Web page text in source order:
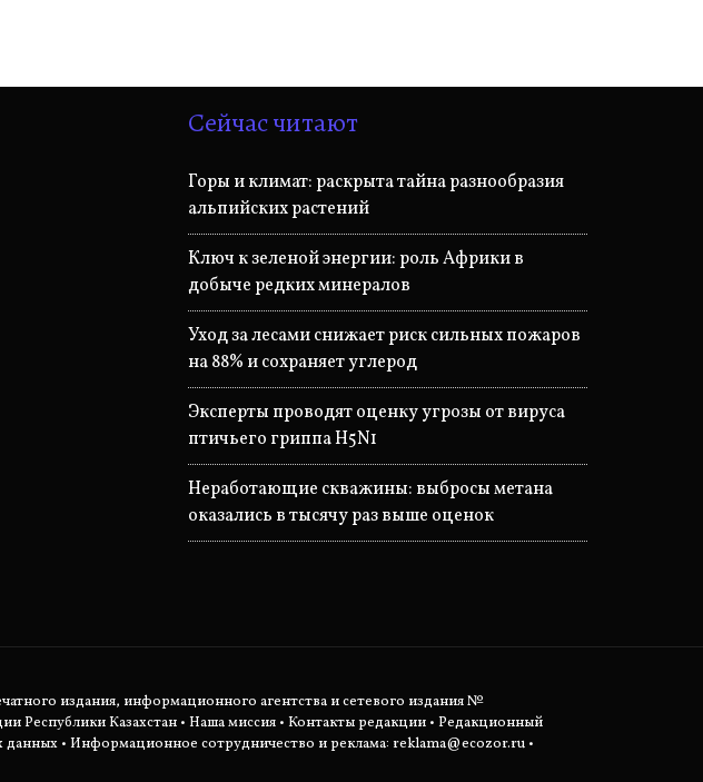
Сейчас читают
Горы и климат: раскрыта тайна разнообразия
альпийских растений
Ключ к зеленой энергии: роль Африки в
добыче редких минералов
Уход за лесами снижает риск сильных пожаров
на 88% и сохраняет углерод
Эксперты проводят оценку угрозы от вируса
птичьего гриппа H5N1
Неработающие скважины: выбросы метана
оказались в тысячу раз выше оценок
издания, информационного агентства и сетевого издания №
Республики Казахстан •Наша миссия •Контакты редакции •Редакционный
данных • Информационное сотрудничество и реклама:reklama@ecozor.ru •